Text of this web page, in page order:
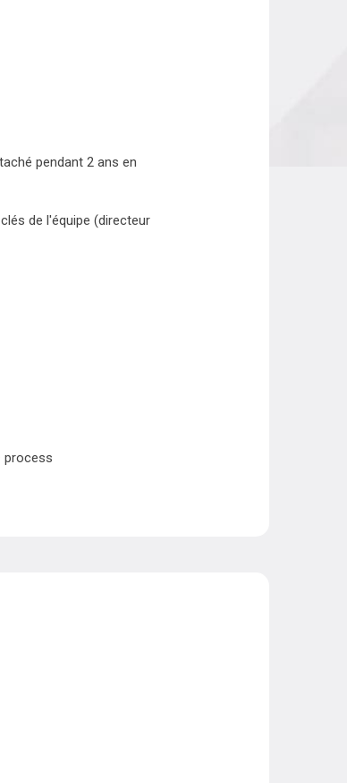
pendant 2 ans en
de l'équipe (directeur
process